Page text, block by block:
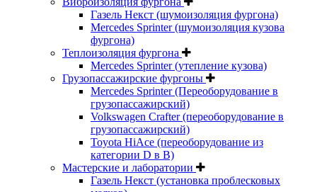
Газель Некст (шумоизоляция фургона)
Mercedes Sprinter (шумоизоляция кузова
фургона)
Теплоизоляция фургона
Mercedes Sprinter (утепление кузова)
Грузопассажирские фургоны
Mercedes Sprinter (Переоборудование в
грузопассажирский)
Volkswagen Crafter (переоборудование в
грузопассажирский)
Toyota HiAce (переоборудование из
категории D в B)
Мастерские и лаборатории
Газель Некст (установка проблесковых